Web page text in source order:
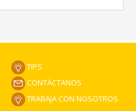
TIPS
CONTÁCTANOS
TRABAJA CON NOSOTROS